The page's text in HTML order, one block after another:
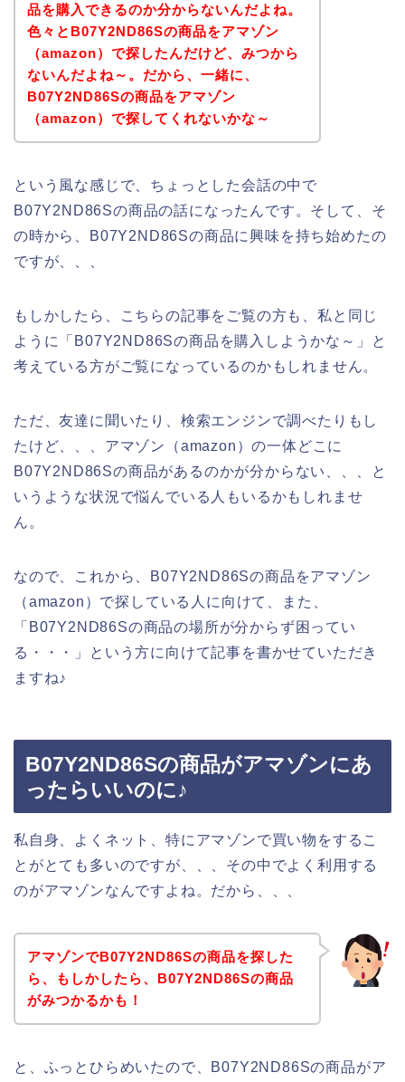
品を購入できるのか分からないんだよね。
色々とB07Y2ND86Sの商品をアマゾン
（amazon）で探したんだけど、みつから
ないんだよね～。だから、一緒に、
B07Y2ND86Sの商品をアマゾン
（amazon）で探してくれないかな～
という風な感じで、ちょっとした会話の中で
B07Y2ND86Sの商品の話になったんです。そして、そ
の時から、B07Y2ND86Sの商品に興味を持ち始めたの
ですが、、、
もしかしたら、こちらの記事をご覧の方も、私と同じ
ように「B07Y2ND86Sの商品を購入しようかな～」と
考えている方がご覧になっているのかもしれません。
ただ、友達に聞いたり、検索エンジンで調べたりもし
たけど、、、アマゾン（amazon）の一体どこに
B07Y2ND86Sの商品があるのかが分からない、、、と
いうような状況で悩んでいる人もいるかもしれませ
ん。
なので、これから、B07Y2ND86Sの商品をアマゾン
（amazon）で探している人に向けて、また、
「B07Y2ND86Sの商品の場所が分からず困ってい
る・・・」という方に向けて記事を書かせていただき
ますね♪
B07Y2ND86Sの商品がアマゾンにあ
ったらいいのに♪
私自身、よくネット、特にアマゾンで買い物をするこ
とがとても多いのですが、、、その中でよく利用する
のがアマゾンなんですよね。だから、、、
アマゾンでB07Y2ND86Sの商品を探した
ら、もしかしたら、B07Y2ND86Sの商品
がみつかるかも！
と、ふっとひらめいたので、B07Y2ND86Sの商品がア